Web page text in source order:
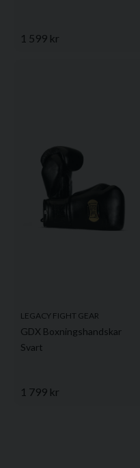
1 599 kr
LEGACY FIGHT GEAR
GDX Boxningshandskar
Svart
1 799 kr